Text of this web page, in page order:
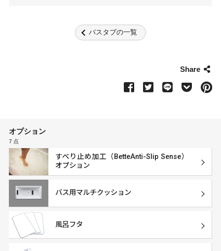
バスタブの一覧
Share
オプション
7 点
すべり止め加工（BetteAnti-Slip Sense）
オプション
バス用マルチクッション
風呂フタ